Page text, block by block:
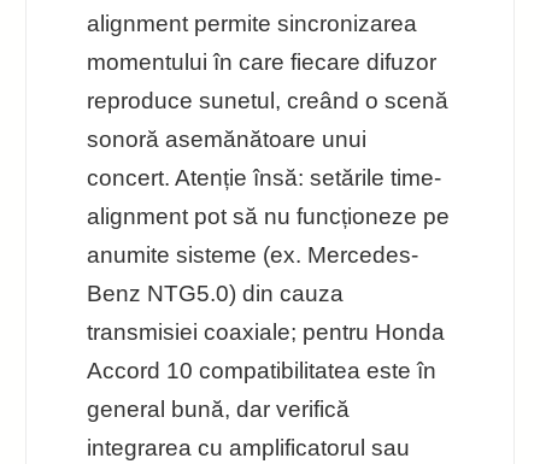
alignment permite sincronizarea
momentului în care fiecare difuzor
reproduce sunetul, creând o scenă
sonoră asemănătoare unui
concert. Atenție însă: setările time-
alignment pot să nu funcționeze pe
anumite sisteme (ex. Mercedes-
Benz NTG5.0) din cauza
transmisiei coaxiale; pentru Honda
Accord 10 compatibilitatea este în
general bună, dar verifică
integrarea cu amplificatorul sau